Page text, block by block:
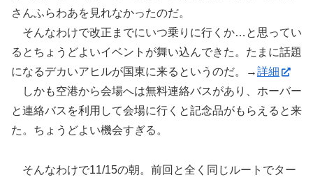
さんふらわあを見れなかったのだ。
そんなわけで改正までにいつ乗りに行くか…と思ってい
るとちょうどよいイベントが舞い込んできた。たまに話題
になるデカいアヒルが国東に来るというのだ。→詳細
しかも空港から会場へは無料連絡バスがあり、ホーバー
と連絡バスを利用して会場に行くと記念品がもらえると来
た。ちょうどよい機会すぎる。
そんなわけで11/15の朝。前回と全く同じルートでター